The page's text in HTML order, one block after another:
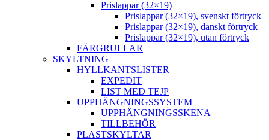
Prislappar (32×19)
Prislappar (32×19), svenskt förtryck
Prislappar (32×19), danskt förtryck
Prislappar (32×19), utan förtryck
FÄRGRULLAR
SKYLTNING
HYLLKANTSLISTER
EXPEDIT
LIST MED TEJP
UPPHÄNGNINGSSYSTEM
UPPHÄNGNINGSSKENA
TILLBEHÖR
PLASTSKYLTAR